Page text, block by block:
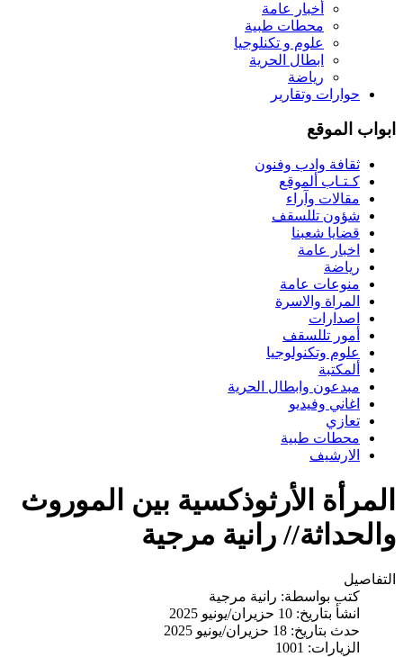
أخبار عامة
محطات طبية
علوم و تکنلوجیا
ابطال الحرية
رياضة
حوارات وتقارير
ابواب الموقع
ثقافة وادب وفنون
كـتـاب ألموقع
مقالات وآراء
شؤون تللسقف
قضايا شعبنا
اخبار عامة
رياضة
منوعات عامة
المراة والاسرة
اصدارات
أمور تللسقف
علوم وتكنولوجيا
ألمكتبة
مبدعون وابطال الحرية
اغاني وفيديو
تعازي
محطات طبية
الارشيف
المرأة الأرثوذكسية بين الموروث
والحداثة// رانية مرجية
التفاصيل
كتب بواسطة: رانية مرجية
انشأ بتاريخ: 10 حزيران/يونيو 2025
حدث بتاريخ: 18 حزيران/يونيو 2025
الزيارات: 1001